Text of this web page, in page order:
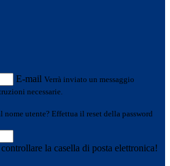
E-mail Verrà inviato un messaggio
necessarie.
nome utente? Effettua il reset della password
la casella di posta elettronica!